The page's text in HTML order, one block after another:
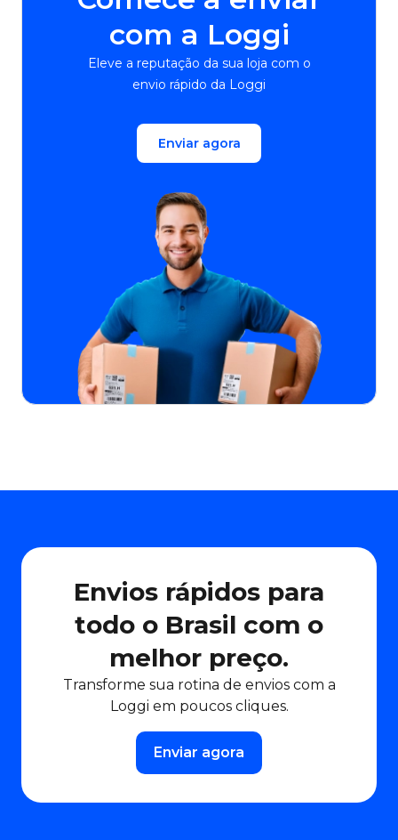
com a Loggi
Eleve a reputação da sua loja com o
envio rápido da Loggi
Enviar agora
Envios rápidos para
todo o Brasil com o
melhor preço.
Transforme sua rotina de envios com a
Loggi em poucos cliques.
Enviar agora